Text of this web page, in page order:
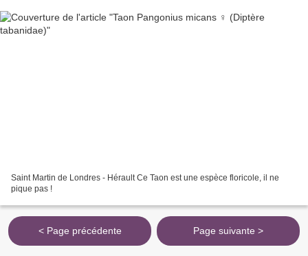
Saint Martin de Londres - Hérault Ce Taon est une espèce floricole, il ne
pique pas !
< Page précédente Page suivante >